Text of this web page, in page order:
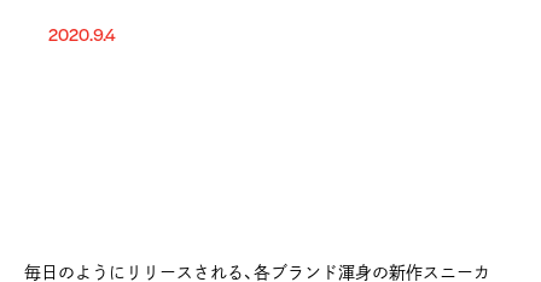
2020.9.4
毎日のようにリリースされる、各ブランド渾身の新作スニーカ